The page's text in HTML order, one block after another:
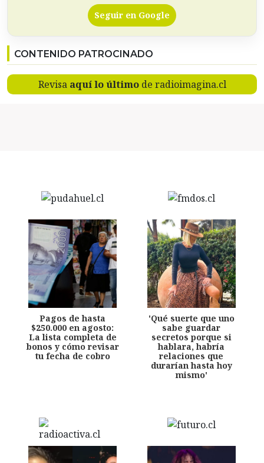
Seguir en Google
CONTENIDO PATROCINADO
Revisa aquí lo últimode radioimagina.cl
Pagos de hasta
$250.000 en agosto:
La lista completa de
bonos y cómo revisar
tu fecha de cobro
'Qué suerte que uno
sabe guardar
secretos porque si
hablara, habría
relaciones que
durarían hasta hoy
mismo'